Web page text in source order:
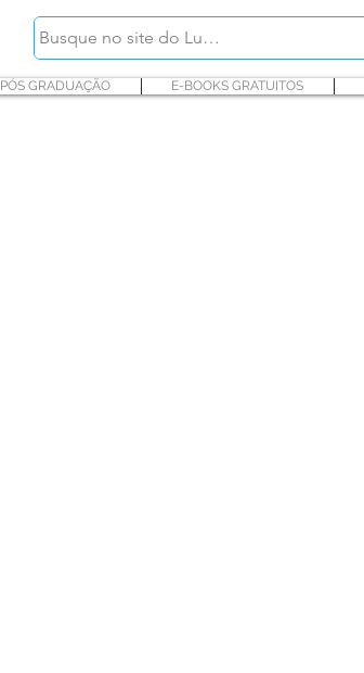
PÓS GRADUAÇÃO E-BOOKS GRATUITOS